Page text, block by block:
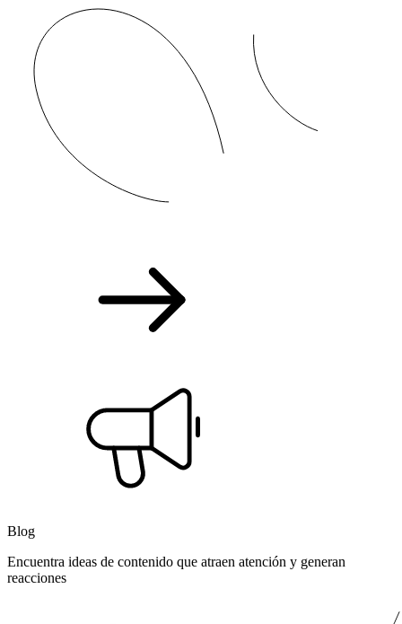
Blog
Encuentra ideas de contenido que atraen atención y generan
reacciones